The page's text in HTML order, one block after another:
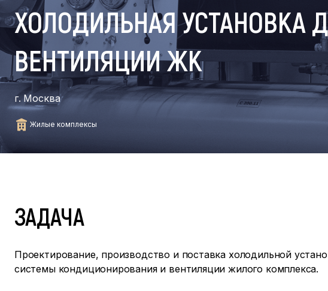
ХОЛОДИЛЬНАЯ
ВЕНТИЛЯЦИИ ЖК
г. Москва
Жилые комплексы
ЗАДАЧА
Проектирование, производство и поставка холодильной
системы кондиционирования и вентиляции жилого комплекса.